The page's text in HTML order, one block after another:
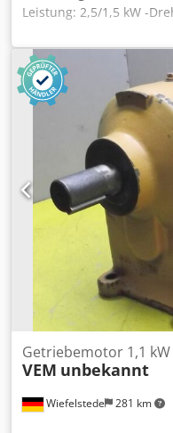
Leistung: 2,5/1,5 kW -
Akodwpdrocjkr -Welle:
IP 54 -Abmessungen:
Wiefelstede 281 km
Getriebemotor 1,1
VEM unbekannt